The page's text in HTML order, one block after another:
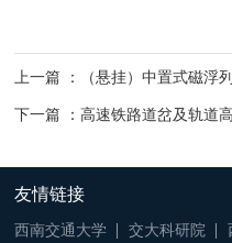
上一篇 ：（悬挂）中置式磁浮
下一篇 ：高速铁路道岔及轨道
友情链接
西南交通大学 交大科研院